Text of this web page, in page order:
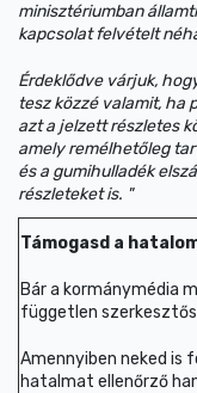
minisztériumban
kapcsolat felvételt
Érdeklődve várjuk,
tesz közzé valamit, ha
azt a jelzett részletes
amely remélhetőleg
és a gumihulladék
részleteket is. "
Támogasd a
Bár a kormánymédia
független
Amennyiben neked is
hatalmat ellenőrző